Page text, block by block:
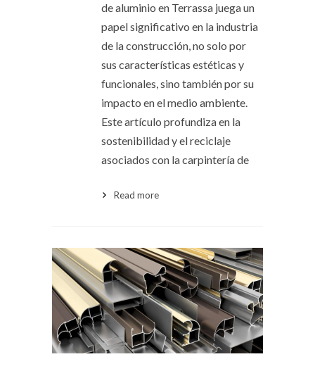
de aluminio en Terrassa juega un
papel significativo en la industria
de la construcción, no solo por
sus características estéticas y
funcionales, sino también por su
impacto en el medio ambiente.
Este artículo profundiza en la
sostenibilidad y el reciclaje
asociados con la carpintería de
Read more